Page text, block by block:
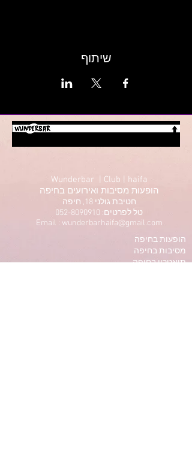
שיתוף
Wunderbar | Club | haifa
הופעות מסיבות ואירועים בחיפה
חטיבת גולני 18, חיפה
טל לפרטים: 052-8090910
Email : wunderbarhaifa@gmail.com
הופעות בחיפה
מסיבות בחיפה
תיאטרון בחיפה